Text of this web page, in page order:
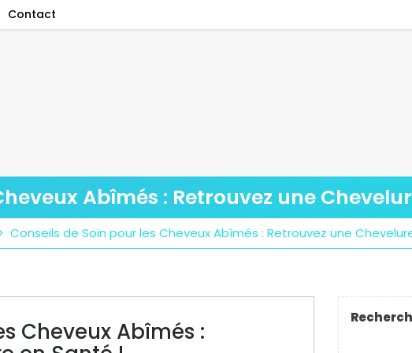
Contact
Abîmés : Retrouvez une
Conseils de Soin pour les Cheveux Abîmés : Retrouvez une
Cheveux Abîmés :